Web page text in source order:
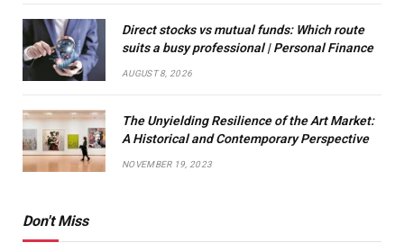
Direct stocks vs mutual funds: Which route
suits a busy professional | Personal Finance
AUGUST 8, 2026
The Unyielding Resilience of the Art Market:
A Historical and Contemporary Perspective
NOVEMBER 19, 2023
Don't Miss